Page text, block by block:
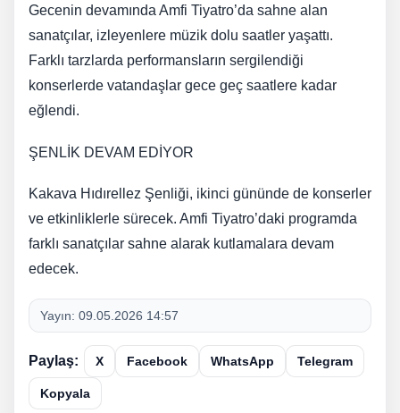
Gecenin devamında Amfi Tiyatro’da sahne alan
sanatçılar, izleyenlere müzik dolu saatler yaşattı.
Farklı tarzlarda performansların sergilendiği
konserlerde vatandaşlar gece geç saatlere kadar
eğlendi.
ŞENLİK DEVAM EDİYOR
Kakava Hıdırellez Şenliği, ikinci gününde de konserler
ve etkinliklerle sürecek. Amfi Tiyatro’daki programda
farklı sanatçılar sahne alarak kutlamalara devam
edecek.
Yayın: 09.05.2026 14:57
Paylaş: X Facebook WhatsApp Telegram
Kopyala